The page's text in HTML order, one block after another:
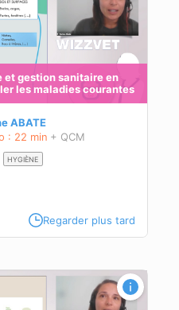
et gestion sanitaire en
les maladies courantes
ABATE
: 22 min + QCM
HYGIÈNE
Regarder plus tard